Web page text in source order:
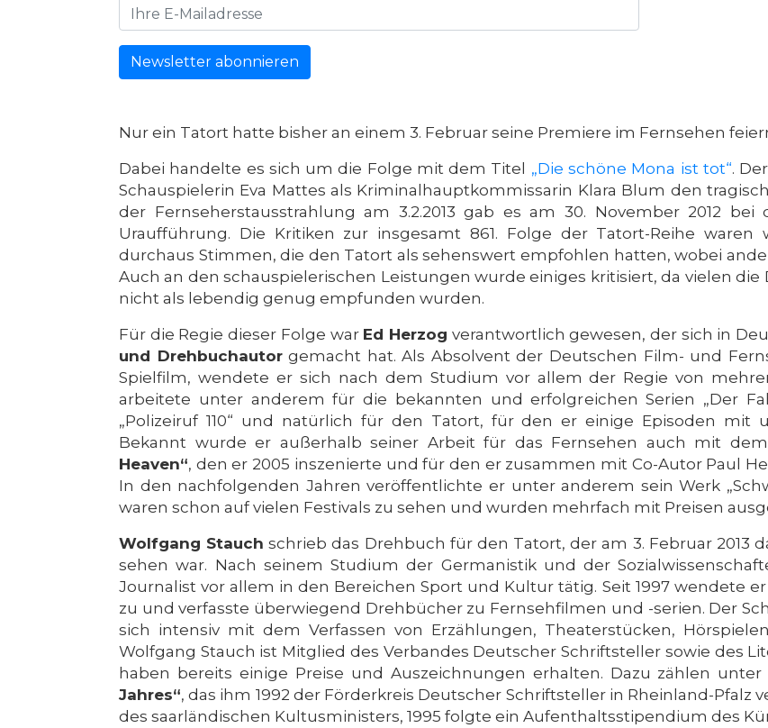
Newsletter abonnieren
Nur ein Tatort hatte bisher an einem 3. Februar seine Premiere im Fernsehen
Dabei handelte es sich um die Folge mit dem Titel „Die schöne Mona ist tot“.
Schauspielerin Eva Mattes als Kriminalhauptkommissarin Klara Blum den
der Fernseherstausstrahlung am 3.2.2013 gab es am 30. November 2012
Uraufführung. Die Kritiken zur insgesamt 861. Folge der Tatort-Reihe
durchaus Stimmen, die den Tatort als sehenswert empfohlen hatten, wobei
Auch an den schauspielerischen Leistungen wurde einiges kritisiert, da vielen
nicht als lebendig genug empfunden wurden.
Für die Regie dieser Folge war Ed Herzog verantwortlich gewesen, der sich in
und Drehbuchautorgemacht hat. Als Absolvent der Deutschen Film- und
Spielfilm, wendete er sich nach dem Studium vor allem der Regie von
arbeitete unter anderem für die bekannten und erfolgreichen Serien „Der
„Polizeiruf 110“ und natürlich für den Tatort, für den er einige Episoden mit
Bekannt wurde er außerhalb seiner Arbeit für das Fernsehen auch mit
Heaven“, den er 2005 inszenierte und für den er zusammen mit Co-Autor Paul
In den nachfolgenden Jahren veröffentlichte er unter anderem sein Werk
waren schon auf vielen Festivals zu sehen und wurden mehrfach mit Preisen
Wolfgang Stauch schrieb das Drehbuch für den Tatort, der am 3. Februar 2013
sehen war. Nach seinem Studium der Germanistik und der
Journalist vor allem in den Bereichen Sport und Kultur tätig. Seit 1997 wendete
zu und verfasste überwiegend Drehbücher zu Fernsehfilmen und -serien. Der
sich intensiv mit dem Verfassen von Erzählungen, Theaterstücken,
Wolfgang Stauch ist Mitglied des Verbandes Deutscher Schriftsteller sowie des
haben bereits einige Preise und Auszeichnungen erhalten. Dazu zählen
Jahres“, das ihm 1992 der Förderkreis Deutscher Schriftsteller in Rheinland-
des saarländischen Kultusministers, 1995 folgte ein Aufenthaltsstipendium des